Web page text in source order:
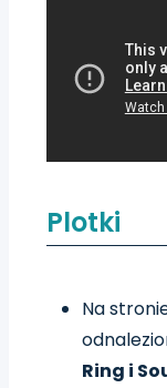
Plotki
Na
Ring i